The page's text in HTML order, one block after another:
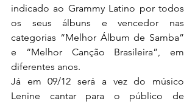
indicado ao Grammy Latino por todos
os seus álbuns e vencedor nas
categorias “Melhor Álbum de Samba”
e “Melhor Canção Brasileira”, em
diferentes anos.
Já em 09/12 será a vez do músico
Lenine cantar para o público de